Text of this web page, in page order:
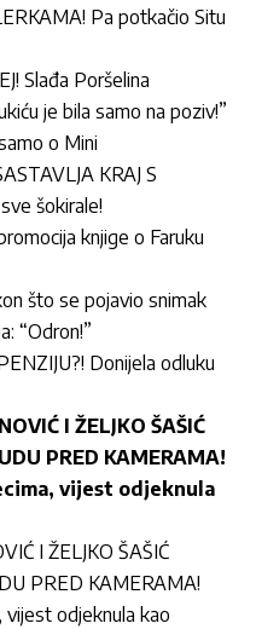
Pa potkačio Situ
Slađa Poršelina
je bila samo na poziv!”
o Mini
KRAJ S
šokirale!
knjige o Faruku
što se pojavio snimak
“Odron!”
Donijela odluku
I ŽELJKO ŠAŠIĆ
PRED KAMERAMA!
vijest odjeknula
I ŽELJKO ŠAŠIĆ
PRED KAMERAMA!
vijest odjeknula kao